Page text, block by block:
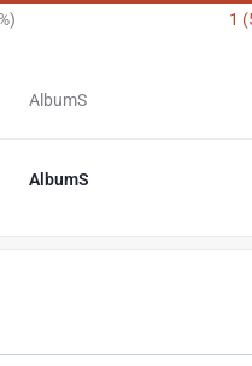
1
AlbumS
AlbumS